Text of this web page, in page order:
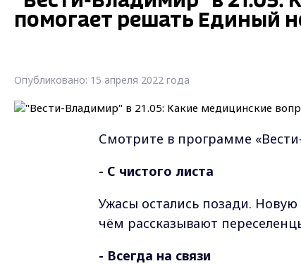
помогает решать Единый
Опубликовано: 15 апреля 2022 года
Смотрите в программе
- С чистого листа
Ужасы остались позади.
чём рассказывают
- Всегда на связи